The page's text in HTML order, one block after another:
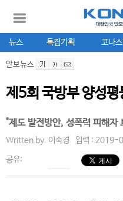
뉴스 특집기획 코나
안보뉴스
제5회 국방부 양성평
"제도 발전방안, 성폭력 피해자
Written by. 이숙경 입력 : 2019-
공유: